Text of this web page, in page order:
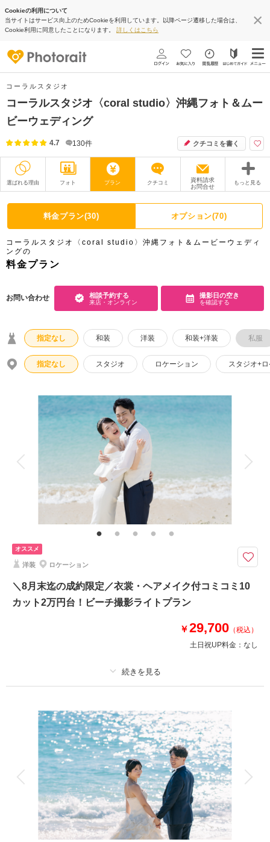
Cookieの利用について
当サイトはサービス向上のためCookieを利用しています。以降ページ遷移した場合は、
Cookie利用に同意したことになります。 詳しくはこちら
コーラルスタジオ
コーラルスタジオ〈coral studio〉沖縄フォト＆ムー
ビーウェディング
4.7 130件 クチコミを書く
選ばれる理由 フォト プラン クチコミ
資料請求
お問合せ
もっと見る
撮影レポート フォトグラファー
衣装 ムービー
オプション
こだわりポイント
海での撮影 子供用の衣装
家族・友人と撮影 豊富なドレス
豊富なカラードレス 豊富な色打掛・着物
スタジオでの撮影
土日同一料金
料金プラン(30) オプション(70)
コーラルスタジオ〈coral studio〉沖縄フォト＆ムービーウェディ
ングの
料金プラン
お問い合わせ 相談予約する
来店・オンライン
撮影日の空き
を確認する
指定なし 和装 洋装 和装+洋装 私服
指定なし スタジオ ロケーション スタジオ+
オススメ
洋装 ロケーション
＼8月末迄の成約限定／衣裳・ヘアメイク付コミコミ10
カット2万円台！ビーチ撮影ライトプラン
￥29,700 （税込）
土日祝UP料金： なし
撮影料 新婦衣装1着 新郎衣装1着
着付け ヘアメイク 小物一式
アルバム データ 10 カット 台紙付写真
衣装追加 会食 挙式
家族と撮影 家族用衣装レンタル ペットと撮影
その他含むもの
プラン内ドレス・プラン内新郎様洋装,新婦様ヘアメイク,ブーケ,アクセサリ
ー各1,ビーチ申請料金,撮影代,写真補正(色調整) 所要時間：3時間(データの